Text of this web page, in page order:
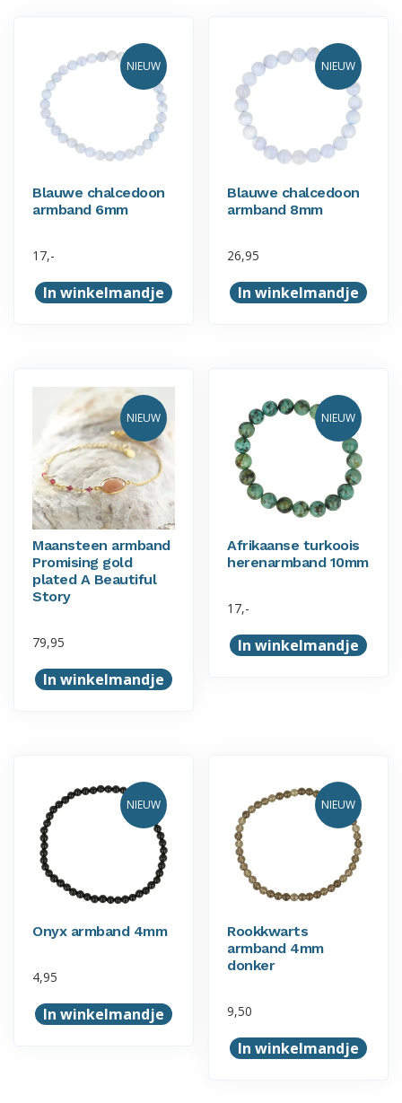
NIEUW
Blauwe chalcedoon
armband 6mm
17,-
In winkelmandje
NIEUW
Blauwe chalcedoon
armband 8mm
26,95
In winkelmandje
NIEUW
Maansteen armband
Promising gold
plated A Beautiful
Story
79,95
In winkelmandje
NIEUW
Afrikaanse turkoois
herenarmband 10mm
17,-
In winkelmandje
NIEUW
Onyx armband 4mm
4,95
In winkelmandje
NIEUW
Rookkwarts
armband 4mm
donker
9,50
In winkelmandje